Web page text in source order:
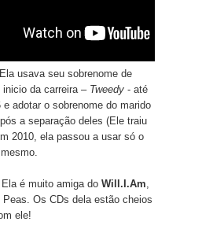
Ela usava seu sobrenome de
da carreira – Tweedy - até
adotar o sobrenome do marido
a separação deles (Ele traiu
2010, ela passou a usar só o
Ela é muito amiga do Will.I.Am,
Os CDs dela estão cheios
ele!